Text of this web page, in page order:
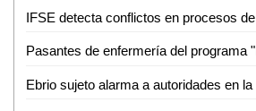
Ebrio sujeto alarma a autoridades en